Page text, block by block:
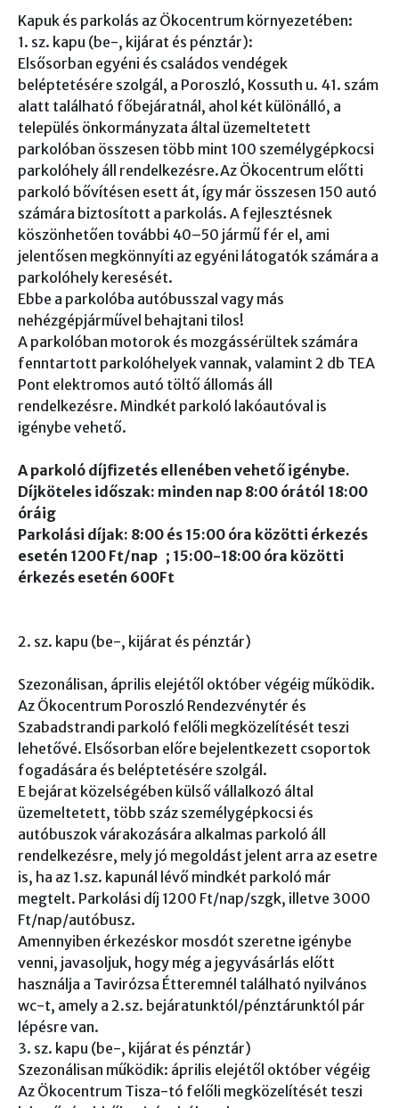
Kapuk és parkolás az Ökocentrum környezetében:
1. sz. kapu (be-, kijárat és pénztár):
Elsősorban egyéni és családos vendégek
beléptetésére szolgál, a Poroszló, Kossuth u. 41. szám
alatt található főbejáratnál, ahol két különálló, a
település önkormányzata által üzemeltetett
parkolóban összesen több mint 100 személygépkocsi
parkolóhely áll rendelkezésre.Az Ökocentrum előtti
parkoló bővítésen esett át, így már összesen 150 autó
számára biztosított a parkolás. A fejlesztésnek
köszönhetően további 40–50 jármű fér el, ami
jelentősen megkönnyíti az egyéni látogatók számára a
parkolóhely keresését.
Ebbe a parkolóba autóbusszal vagy más
nehézgépjárművel behajtani tilos!
A parkolóban motorok és mozgássérültek számára
fenntartott parkolóhelyek vannak, valamint 2 db TEA
Pont elektromos autó töltő állomás áll
rendelkezésre. Mindkét parkoló lakóautóval is
igénybe vehető.
A parkoló díjfizetés ellenében vehető igénybe.
Díjköteles időszak: minden nap 8:00 órától 18:00
óráig
Parkolási díjak: 8:00 és 15:00 óra közötti érkezés
esetén 1200 Ft/nap ; 15:00-18:00 óra közötti
érkezés esetén 600Ft
2. sz. kapu (be-, kijárat és pénztár)
Szezonálisan, április elejétől október végéig működik.
Az Ökocentrum Poroszló Rendezvénytér és
Szabadstrandi parkoló felőli megközelítését teszi
lehetővé. Elsősorban előre bejelentkezett csoportok
fogadására és beléptetésére szolgál.
E bejárat közelségében külső vállalkozó által
üzemeltetett, több száz személygépkocsi és
autóbuszok várakozására alkalmas parkoló áll
rendelkezésre, mely jó megoldást jelent arra az esetre
is, ha az 1.sz. kapunál lévő mindkét parkoló már
megtelt. Parkolási díj 1200 Ft/nap/szgk, illetve 3000
Ft/nap/autóbusz.
Amennyiben érkezéskor mosdót szeretne igénybe
venni, javasoljuk, hogy még a jegyvásárlás előtt
használja a Tavirózsa Étteremnél található nyilvános
wc-t, amely a 2.sz. bejáratunktól/pénztárunktól pár
lépésre van.
3. sz. kapu (be-, kijárat és pénztár)
Szezonálisan működik: április elejétől október végéig
Az Ökocentrum Tisza-tó felőli megközelítését teszi